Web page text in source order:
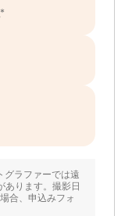
*
グラファーでは遠
ります。撮影日
合、申込みフォ